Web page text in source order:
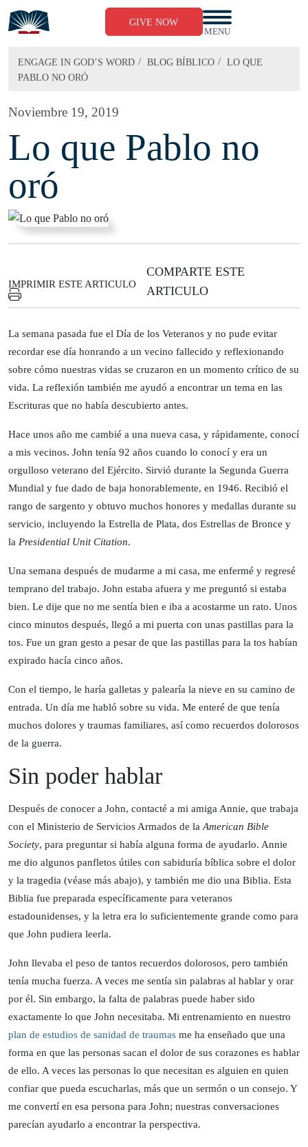
content
GIVE NOW
MENU
ENGAGE IN GOD’S WORD / BLOG BÍBLICO / LO QUE
PABLO NO ORÓ
Noviembre 19, 2019
Lo que Pablo no
oró
IMPRIMIR ESTE ARTICULO
COMPARTE ESTE
ARTICULO
La semana pasada fue el Día de los Veteranos y no pude evitar
recordar ese día honrando a un vecino fallecido y reflexionando
sobre cómo nuestras vidas se cruzaron en un momento crítico de su
vida. La reflexión también me ayudó a encontrar un tema en las
Escrituras que no había descubierto antes.
Hace unos año me cambié a una nueva casa, y rápidamente, conocí
a mis vecinos. John tenía 92 años cuando lo conocí y era un
orgulloso veterano del Ejército. Sirvió durante la Segunda Guerra
Mundial y fue dado de baja honorablemente, en 1946. Recibió el
rango de sargento y obtuvo muchos honores y medallas durante su
servicio, incluyendo la Estrella de Plata, dos Estrellas de Bronce y
la Presidential Unit Citation.
Una semana después de mudarme a mi casa, me enfermé y regresé
temprano del trabajo. John estaba afuera y me preguntó si estaba
bien. Le dije que no me sentía bien e iba a acostarme un rato. Unos
cinco minutos después, llegó a mi puerta con unas pastillas para la
tos. Fue un gran gesto a pesar de que las pastillas para la tos habían
expirado hacía cinco años.
Con el tiempo, le haría galletas y palearía la nieve en su camino de
entrada. Un día me habló sobre su vida. Me enteré de que tenía
muchos dolores y traumas familiares, así como recuerdos dolorosos
de la guerra.
Sin poder hablar
Después de conocer a John, contacté a mi amiga Annie, que trabaja
con el Ministerio de Servicios Armados de la American Bible
Society, para preguntar si había alguna forma de ayudarlo. Annie
me dio algunos panfletos útiles con sabiduría bíblica sobre el dolor
y la tragedia (véase más abajo), y también me dio una Biblia. Esta
Biblia fue preparada específicamente para veteranos
estadounidenses, y la letra era lo suficientemente grande como para
que John pudiera leerla.
John llevaba el peso de tantos recuerdos dolorosos, pero también
tenía mucha fuerza. A veces me sentía sin palabras al hablar y orar
por él. Sin embargo, la falta de palabras puede haber sido
exactamente lo que John necesitaba. Mi entrenamiento en nuestro
plan de estudios de sanidad de traumas me ha enseñado que una
forma en que las personas sacan el dolor de sus corazones es hablar
de ello. A veces las personas lo que necesitan es alguien en quien
confiar que pueda escucharlas, más que un sermón o un consejo. Y
me convertí en esa persona para John; nuestras conversaciones
parecían ayudarlo a encontrar la perspectiva.